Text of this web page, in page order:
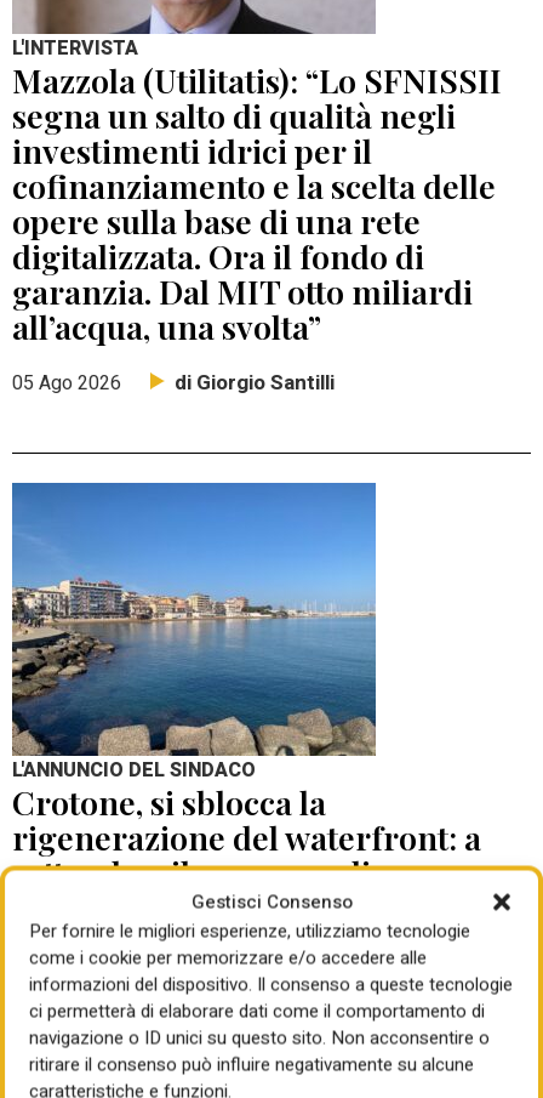
Gestisci Consenso
Per fornire le migliori esperienze, utilizziamo tecnologie
come i cookie per memorizzare e/o accedere alle
informazioni del dispositivo. Il consenso a queste tecnologie
ci permetterà di elaborare dati come il comportamento di
navigazione o ID unici su questo sito. Non acconsentire o
ritirare il consenso può influire negativamente su alcune
caratteristiche e funzioni.
L'INTERVISTA
Mazzola (Utilitatis): “Lo SFNISSII
segna un salto di qualità negli
investimenti idrici per il
cofinanziamento e la scelta delle
opere sulla base di una rete
digitalizzata. Ora il fondo di
garanzia. Dal MIT otto miliardi
all’acqua, una svolta”
05 Ago 2026 di Giorgio Santilli
L'ANNUNCIO DEL SINDACO
Crotone, si sblocca la
rigenerazione del waterfront: a
settembre il concorso di
progettazione
05 Ago 2026 di Mauro Giansante